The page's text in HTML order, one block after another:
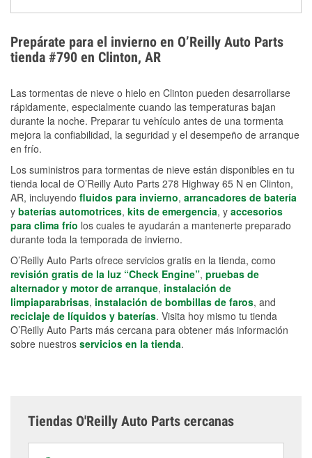
el sobrecalentamiento en condiciones de frío
extremo. Aprende cómo comprobar la protección
anticongelante en nuestra sección How-To.
Prepárate para el invierno en O’Reilly Auto Parts
tienda #790 en Clinton, AR
Las tormentas de nieve o hielo en Clinton pueden desarrollarse
rápidamente, especialmente cuando las temperaturas bajan
durante la noche. Preparar tu vehículo antes de una tormenta
mejora la confiabilidad, la seguridad y el desempeño de arranque
en frío.
Los suministros para tormentas de nieve están disponibles en tu
tienda local de O’Reilly Auto Parts 278 Highway 65 N en Clinton,
AR, incluyendo fluidos para invierno, arrancadores de batería
y baterías automotrices, kits de emergencia, y accesorios
para clima frío los cuales te ayudarán a mantenerte preparado
durante toda la temporada de invierno.
O’Reilly Auto Parts ofrece servicios gratis en la tienda, como
revisión gratis de la luz “Check Engine”, pruebas de
alternador y motor de arranque, instalación de
limpiaparabrisas, instalación de bombillas de faros, and
reciclaje de líquidos y baterías. Visita hoy mismo tu tienda
O’Reilly Auto Parts más cercana para obtener más información
sobre nuestros servicios en la tienda.
Tiendas O'Reilly Auto Parts cercanas